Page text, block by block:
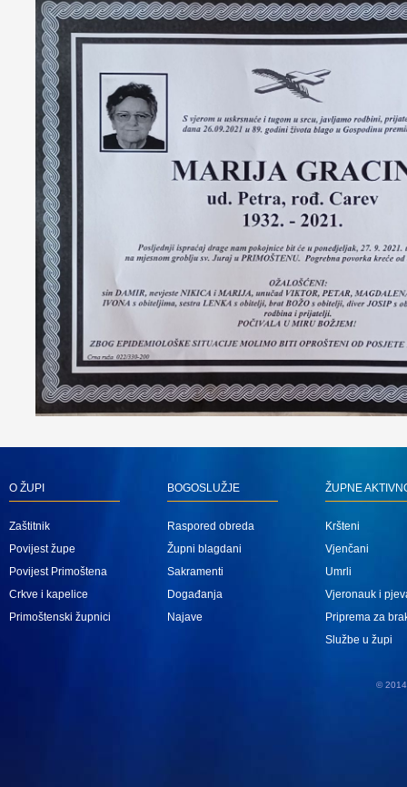
O ŽUPI
Zaštitnik
Povijest župe
Povijest Primoštena
Crkve i kapelice
Primoštenski župnici
BOGOSLUŽJE
Raspored obreda
Župni blagdani
Sakramenti
Događanja
Najave
ŽUPNE
Kršteni
Vjenčani
Umrli
Vjeronauk i
Priprema za
Službe u župi
© 2014